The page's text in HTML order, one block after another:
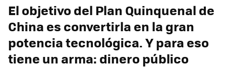
El objetivo del Plan Quinquenal de
China es convertirla en la gran
potencia tecnológica. Y para eso
tiene un arma: dinero público